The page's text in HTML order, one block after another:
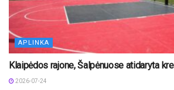
APLINKA
Klaipėdos rajone, Šalpėnuose atidaryta
2026-07-24